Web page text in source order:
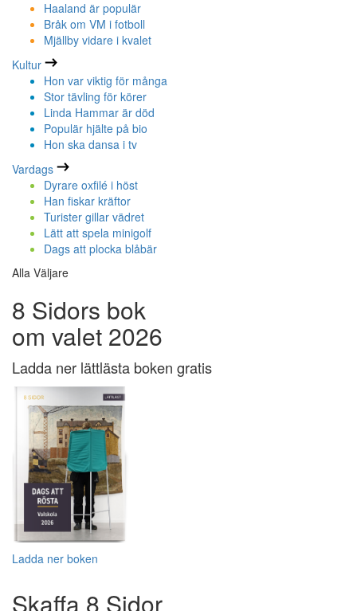
Haaland är populär
Bråk om VM i fotboll
Mjällby vidare i kvalet
Kultur
Hon var viktig för många
Stor tävling för körer
Linda Hammar är död
Populär hjälte på bio
Hon ska dansa i tv
Vardags
Dyrare oxfilé i höst
Han fiskar kräftor
Turister gillar vädret
Lätt att spela minigolf
Dags att plocka blåbär
Alla Väljare
8 Sidors bok
om valet 2026
Ladda ner lättlästa boken gratis
Ladda ner boken
Skaffa 8 Sidor